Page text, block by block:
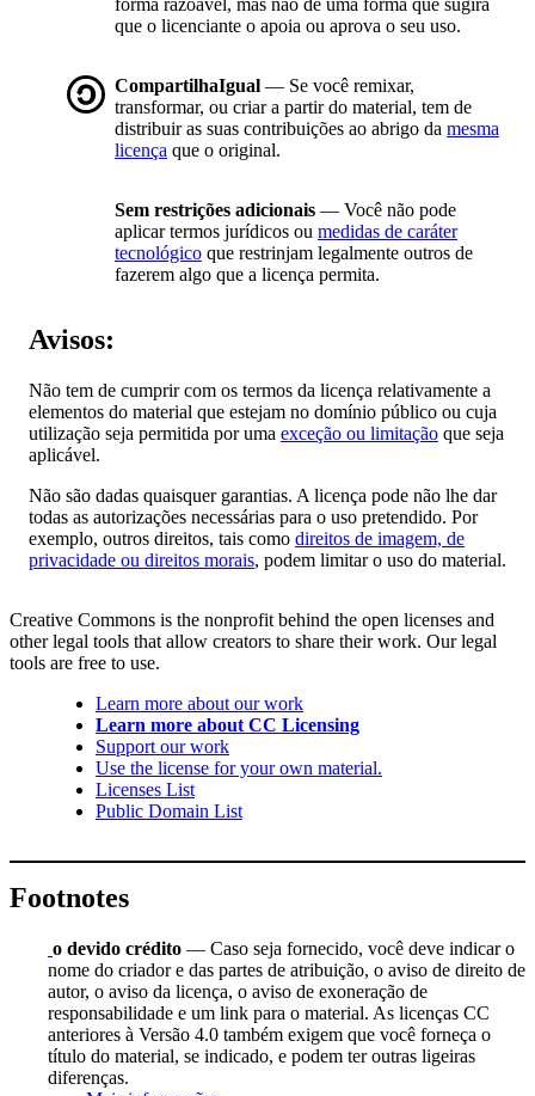
forma razoável, mas não de uma forma que sugira
que o licenciante o apoia ou aprova o seu uso.
CompartilhaIgual — Se você remixar,
transformar, ou criar a partir do material, tem de
distribuir as suas contribuições ao abrigo da mesma
licença que o original.
Sem restrições adicionais — Você não pode
aplicar termos jurídicos ou medidas de caráter
tecnológico que restrinjam legalmente outros de
fazerem algo que a licença permita.
Avisos:
Não tem de cumprir com os termos da licença relativamente a
elementos do material que estejam no domínio público ou cuja
utilização seja permitida por uma exceção ou limitação que seja
aplicável.
Não são dadas quaisquer garantias. A licença pode não lhe dar
todas as autorizações necessárias para o uso pretendido. Por
exemplo, outros direitos, tais como direitos de imagem, de
privacidade ou direitos morais, podem limitar o uso do material.
Creative Commons is the nonprofit behind the open licenses and
other legal tools that allow creators to share their work. Our legal
tools are free to use.
Learn more about our work
Learn more about CC Licensing
Support our work
Use the license for your own material.
Licenses List
Public Domain List
Footnotes
o devido crédito — Caso seja fornecido, você deve indicar o
nome do criador e das partes de atribuição, o aviso de direito de
autor, o aviso da licença, o aviso de exoneração de
responsabilidade e um link para o material. As licenças CC
anteriores à Versão 4.0 também exigem que você forneça o
título do material, se indicado, e podem ter outras ligeiras
diferenças.